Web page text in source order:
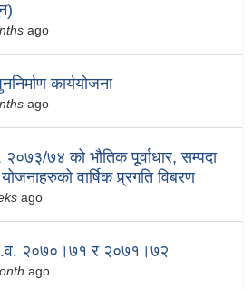
ago
कार्ययोजना
ago
७४ को भौतिक पूूर्वाधार, सम्पदा
वार्षिक प्र्रगति विबरण
ago
आ.व. २०७०।७१ र २०७१।७२
ago